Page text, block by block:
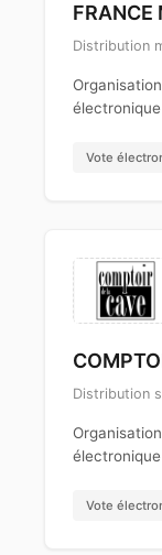
FRANCE
Distribution
Vote
Distribution
Vote